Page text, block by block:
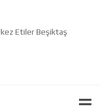
Etiler Beşiktaş